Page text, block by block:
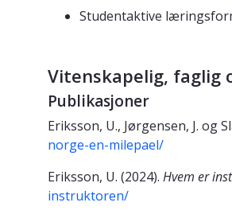
Studentaktive
Vitenskapelig, faglig
Publikasjoner
Eriksson, U., Jørgensen, J. og
norge-en-milepael/
Eriksson, U. (2024). Hvem er
instruktoren/